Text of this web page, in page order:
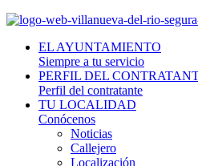
EL AYUNTAMIENTO
Siempre a tu servicio
PERFIL DEL
Perfil del contratante
TU LOCALIDAD
Conócenos
Noticias
Callejero
Localización